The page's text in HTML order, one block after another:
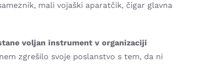
mali vojaški aparatčik, čigar glavna
voljan instrument v organizaciji
zgrešilo svoje poslanstvo s tem, da ni